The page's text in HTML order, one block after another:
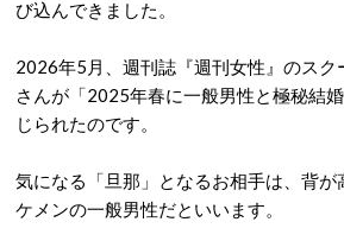
び込んできました。
2026年5月、週刊誌『週刊女性』のスク
さんが「2025年春に一般男性と極秘結
じられたのです。
気になる「旦那」となるお相手は、背が
ケメンの一般男性だといいます。